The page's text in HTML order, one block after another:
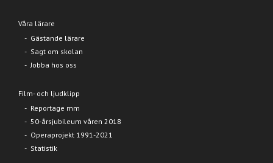
Våra lärare
Gästande lärare
Sagt om skolan
Jobba hos oss
Film- och ljudklipp
Reportage mm
50-årsjubileum våren 2018
Operaprojekt 1991-2021
Statistik